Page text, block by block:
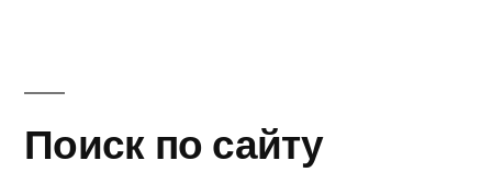
Поиск по сайту